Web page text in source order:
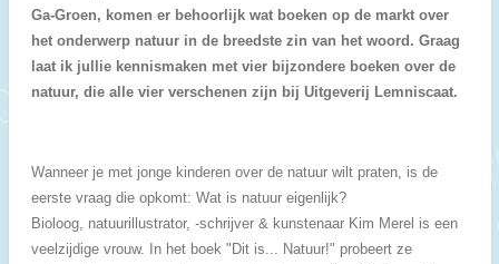
Ga-Groen, komen er behoorlijk wat boeken op de markt over
het onderwerp natuur in de breedste zin van het woord. Graag
laat ik jullie kennismaken met vier bijzondere boeken over de
natuur, die alle vier verschenen zijn bij Uitgeverij Lemniscaat.
Wanneer je met jonge kinderen over de natuur wilt praten, is de
eerste vraag die opkomt: Wat is natuur eigenlijk?
Bioloog, natuurillustrator, -schrijver & kunstenaar Kim Merel is een
veelzijdige vrouw. In het boek "Dit is... Natuur!" probeert ze